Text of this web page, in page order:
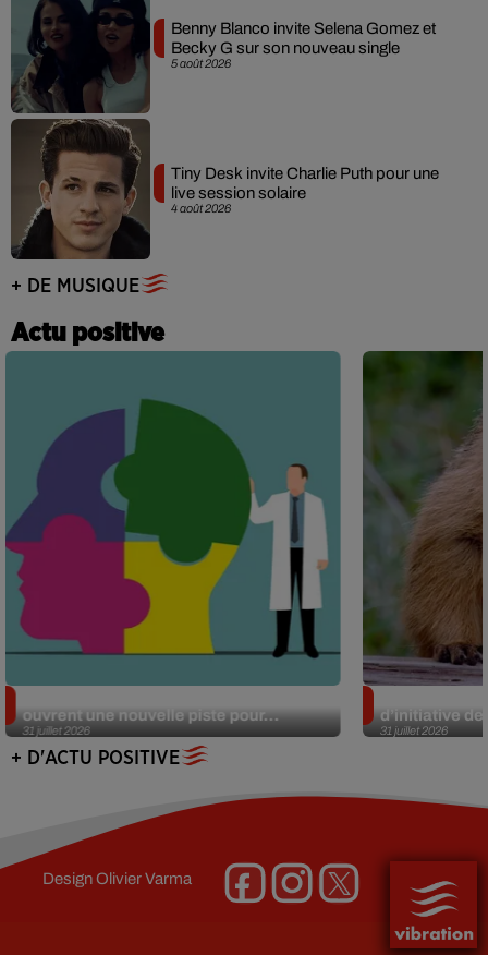
5 août 2026
Benny Blanco invite Selena Gomez et
Becky G sur son nouveau single
4 août 2026
Tiny Desk invite Charlie Puth pour une
live session solaire
+ DE MUSIQUE
Actu positive
31 juillet 2026
ouvrent une nouvelle piste pour...
31 juillet 2026
d’initiative
+ D'ACTU POSITIVE
DesignOlivier Varma